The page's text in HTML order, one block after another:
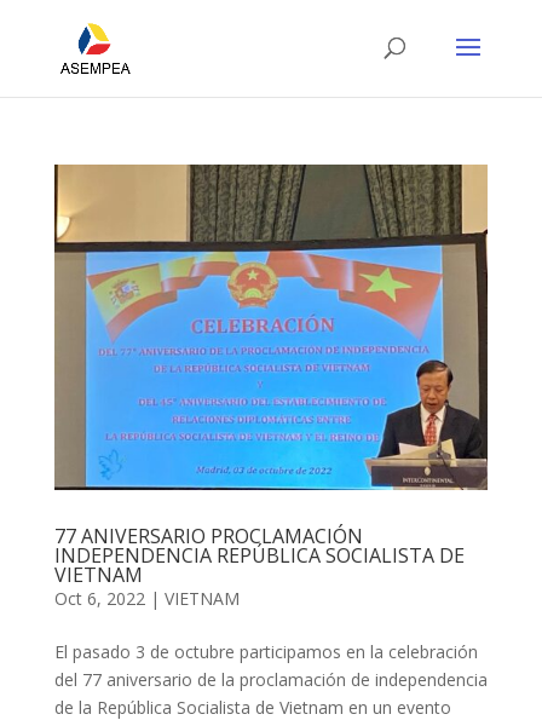
77 ANIVERSARIO PROCLAMACIÓN
INDEPENDENCIA REPÚBLICA SOCIALISTA DE
VIETNAM
Oct 6, 2022 | VIETNAM
El pasado 3 de octubre participamos en la celebración
del 77 aniversario de la proclamación de independencia
de la República Socialista de Vietnam en un evento